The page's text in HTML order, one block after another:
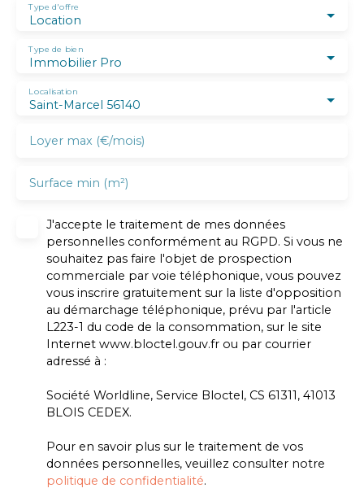
Location
Type d'offre
Immobilier Pro
Type de bien
Saint-Marcel 56140
Localisation
Loyer max (€/mois)
Surface min (m²)
J'accepte le traitement de mes données
personnelles conformément au RGPD. Si vous ne
souhaitez pas faire l'objet de prospection
commerciale par voie téléphonique, vous pouvez
vous inscrire gratuitement sur la liste d'opposition
au démarchage téléphonique, prévu par l'article
L223-1 du code de la consommation, sur le site
Internet www.bloctel.gouv.fr ou par courrier
adressé à :
Société Worldline, Service Bloctel, CS 61311, 41013
BLOIS CEDEX.
Pour en savoir plus sur le traitement de vos
données personnelles, veuillez consulter notre
politique de confidentialité.